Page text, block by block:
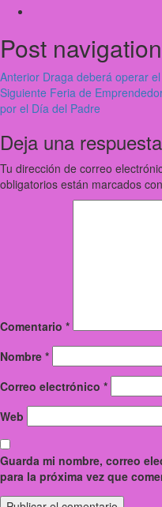
Post navigation
Anterior Draga deberá operar
Siguiente Feria de
por el Día del Padre
Deja una respuesta
Tu dirección de correo
obligatorios están marcados con
Comentario *
Nombre *
Correo electrónico *
Web
Guarda mi nombre, correo
para la próxima vez que